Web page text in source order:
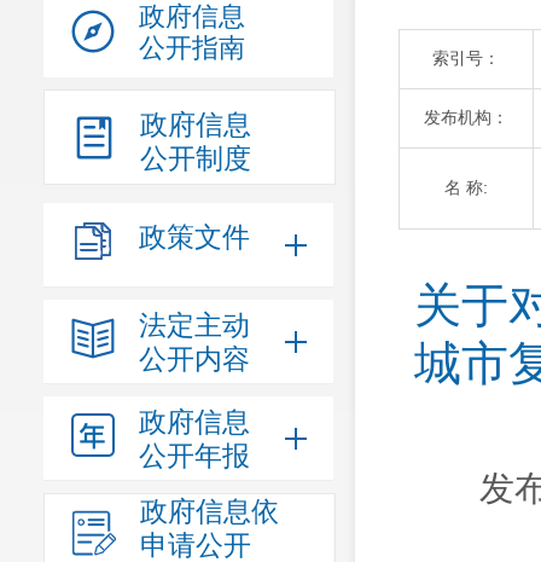
政府信息
公开指南
政府信息
公开制度
政策文件
法定主动
公开内容
政府信息
公开年报
政府信息依
申请公开
索引号：
发布机构：
名 称:
关于
城市
发